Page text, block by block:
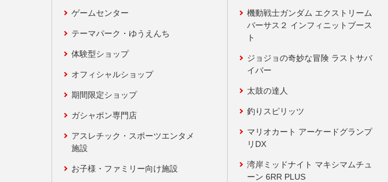
ゲームセンター
テーマパーク・ゆうえんち
体験型ショップ
オフィシャルショップ
期間限定ショップ
ガシャポン専門店
アスレチック・スポーツエンタメ
施設
お子様・ファミリー向け施設
機動戦士ガンダム エクストリーム
バーサス２ インフィニットブース
ト
ジョジョの奇妙な冒険 ラストサバ
イバー
太鼓の達人
釣りスピリッツ
マリオカート アーケードグランプ
リDX
湾岸ミッドナイト マキシマムチュ
ーン 6RR PLUS